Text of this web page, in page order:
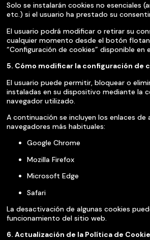
Solo se instalarán cookies no esenciales
etc.) si el usuario ha prestado su
El usuario podrá modificar o retirar su
cualquier momento desde el botón
“Configuración de cookies” disponible en
5. Cómo modificar la configuración de
El usuario puede permitir, bloquear o
instaladas en su dispositivo mediante la
navegador utilizado.
A continuación se incluyen los enlaces de
navegadores más habituales:
Google Chrome
Mozilla Firefox
Microsoft Edge
Safari
La desactivación de algunas cookies
funcionamiento del sitio web.
6. Actualización de la Política de